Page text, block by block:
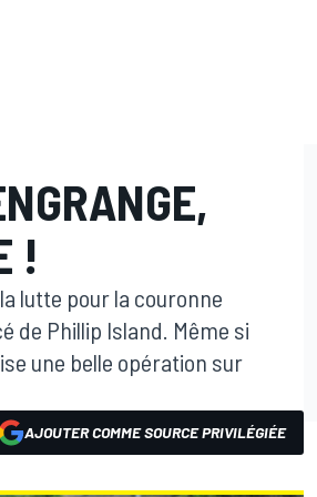
!
lutte pour la couronne
de Phillip Island. Même si
une belle opération sur
AJOUTER COMME SOURCE PRIVILÉGIÉE